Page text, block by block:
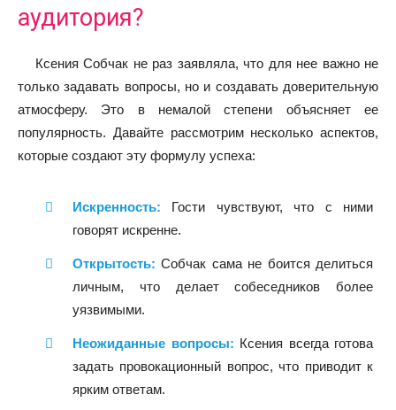
аудитория?
Ксения Собчак не раз заявляла, что для нее важно не
только задавать вопросы, но и создавать доверительную
атмосферу. Это в немалой степени объясняет ее
популярность. Давайте рассмотрим несколько аспектов,
которые создают эту формулу успеха:
Искренность: Гости чувствуют, что с ними
говорят искренне.
Открытость: Собчак сама не боится делиться
личным, что делает собеседников более
уязвимыми.
Неожиданные вопросы: Ксения всегда готова
задать провокационный вопрос, что приводит к
ярким ответам.